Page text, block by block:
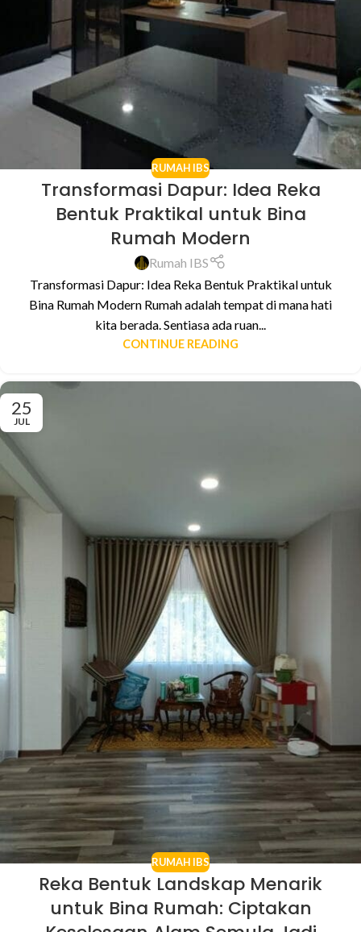
RUMAH IBS
Transformasi Dapur: Idea Reka
Bentuk Praktikal untuk Bina
Rumah Modern
Rumah IBS
Transformasi Dapur: Idea Reka Bentuk Praktikal untuk
Bina Rumah Modern Rumah adalah tempat di mana hati
kita berada. Sentiasa ada ruan...
CONTINUE READING
25
JUL
RUMAH IBS
Reka Bentuk Landskap Menarik
untuk Bina Rumah: Ciptakan